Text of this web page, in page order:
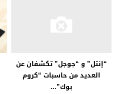
“إنتل” و “جوجل” تكشفان عن
العديد من حاسبات “كروم
بوك”...